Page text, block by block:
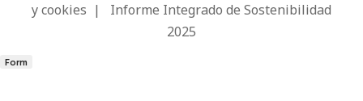
y cookies | Informe Integrado de Sostenibilidad
2025
Form